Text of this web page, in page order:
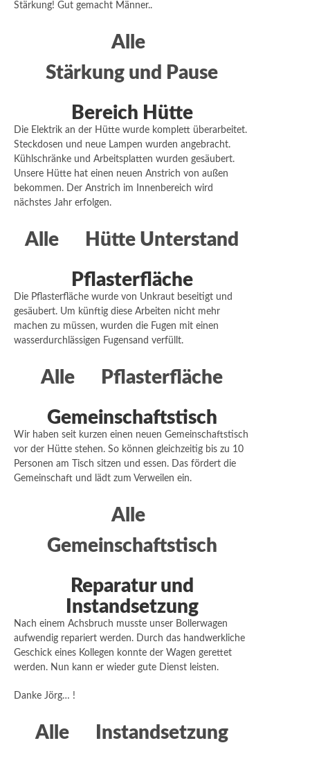
Stärkung! Gut gemacht Männer..
Alle
Stärkung und Pause
Bereich Hütte
Die Elektrik an der Hütte wurde komplett überarbeitet.
Steckdosen und neue Lampen wurden angebracht.
Kühlschränke und Arbeitsplatten wurden gesäubert.
Unsere Hütte hat einen neuen Anstrich von außen
bekommen. Der Anstrich im Innenbereich wird
nächstes Jahr erfolgen.
Alle Hütte Unterstand
Pflasterfläche
Die Pflasterfläche wurde von Unkraut beseitigt und
gesäubert. Um künftig diese Arbeiten nicht mehr
machen zu müssen, wurden die Fugen mit einen
wasserdurchlässigen Fugensand verfüllt.
Alle Pflasterfläche
Gemeinschaftstisch
Wir haben seit kurzen einen neuen Gemeinschaftstisch
vor der Hütte stehen. So können gleichzeitig bis zu 10
Personen am Tisch sitzen und essen. Das fördert die
Gemeinschaft und lädt zum Verweilen ein.
Alle
Gemeinschaftstisch
Reparatur und
Instandsetzung
Nach einem Achsbruch musste unser Bollerwagen
aufwendig repariert werden. Durch das handwerkliche
Geschick eines Kollegen konnte der Wagen gerettet
werden. Nun kann er wieder gute Dienst leisten.
Danke Jörg… !
Alle Instandsetzung